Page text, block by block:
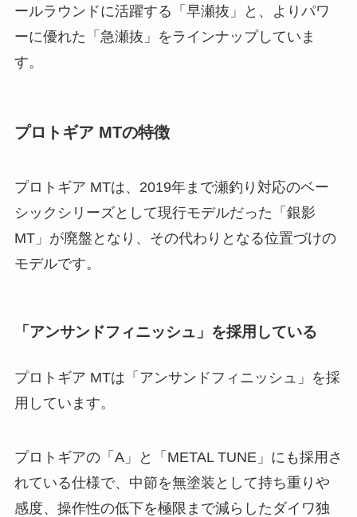
ールラウンドに活躍する「早瀬抜」と、よりパワ
ーに優れた「急瀬抜」をラインナップしていま
す。
プロトギア MTの特徴
プロトギア MTは、2019年まで瀬釣り対応のベー
シックシリーズとして現行モデルだった「銀影
MT」が廃盤となり、その代わりとなる位置づけの
モデルです。
「アンサンドフィニッシュ」を採用している
プロトギア MTは「アンサンドフィニッシュ」を採
用しています。
プロトギアの「A」と「METAL TUNE」にも採用さ
れている仕様で、中節を無塗装として持ち重りや
感度、操作性の低下を極限まで減らしたダイワ独